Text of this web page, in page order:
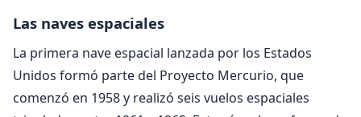
Las naves espaciales
La primera nave espacial lanzada por los Estados
Unidos formó parte del Proyecto Mercurio, que
comenzó en 1958 y realizó seis vuelos espaciales